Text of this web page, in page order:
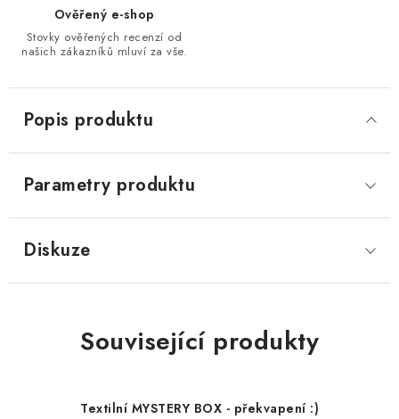
Ověřený e-shop
Stovky ověřených recenzí od
našich zákazníků mluví za vše.
Popis produktu
Parametry produktu
Diskuze
Související produkty
Textilní MYSTERY BOX - překvapení :)